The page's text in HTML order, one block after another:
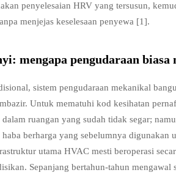
penyelesaian HRV yang tersusun,
menjejas keselesaan penyewa [1].
mengapa pengudaraan
sistem pengudaraan mekanikal
Untuk mematuhi kod kesihatan
ruangan yang sudah tidak segar;
berharga yang sebelumnya digunakan
utama HVAC mesti beroperasi
Sepanjang bertahun-tahun